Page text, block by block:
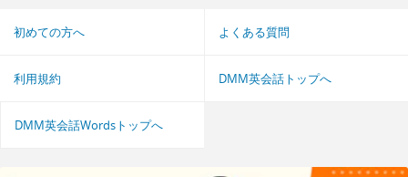
初めての方へ よくある質問
利用規約 DMM英会話トップへ
DMM英会話Wordsトップへ